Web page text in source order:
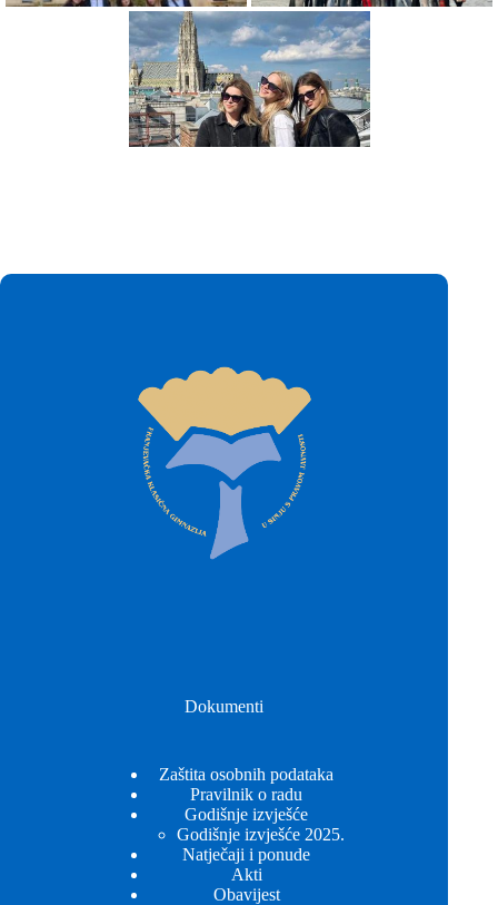
Dokumenti
Zaštita osobnih podataka
Pravilnik o radu
Godišnje izvješće
Godišnje izvješće 2025.
Natječaji i ponude
Akti
Obavijest